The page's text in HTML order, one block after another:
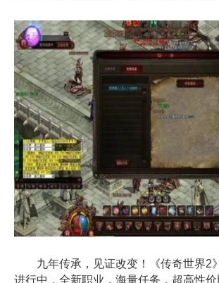
九年传承，见证改变！《传奇世界2
进行中，全新职业，海量任务，超高性